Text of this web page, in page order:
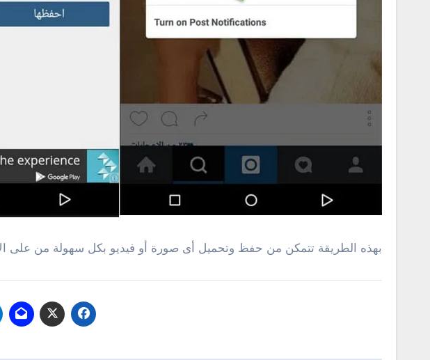
بهذه الطريقة تتمكن من حفظ وتحميل أى صورة أو فيديو بكل سهولة من على